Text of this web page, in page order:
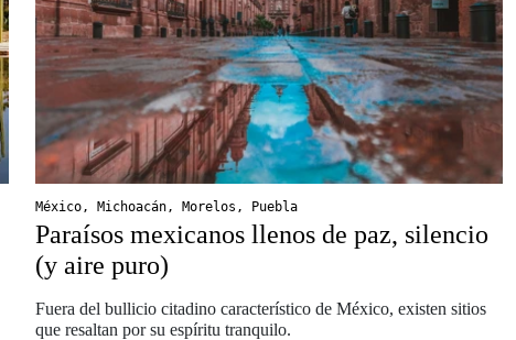
México , Michoacán , Morelos , Puebla
Paraísos mexicanos llenos de paz, silencio
(y aire puro)
Fuera del bullicio citadino característico de México, existen sitios
que resaltan por su espíritu tranquilo.